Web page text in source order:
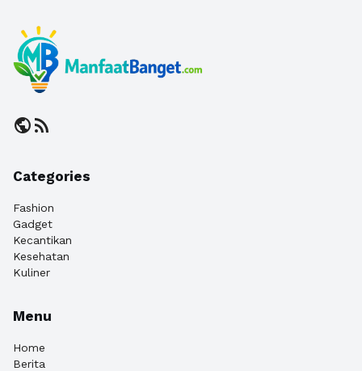
publicrss_feed
Categories
Fashion
Gadget
Kecantikan
Kesehatan
Kuliner
Menu
Home
Berita